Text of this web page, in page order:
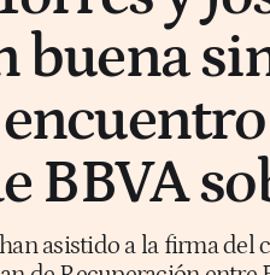
buena
BBVA
asistido a la firma del